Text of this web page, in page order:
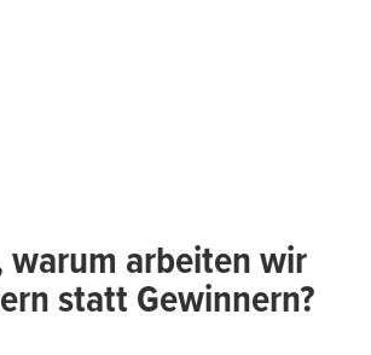
warum arbeiten wir
statt Gewinnern?